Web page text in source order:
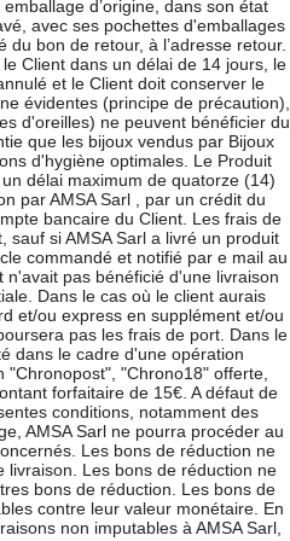
d’origine, dans son état
avec ses pochettes d'emballages
du bon de retour, à l’adresse retour.
Client dans un délai de 14 jours, le
et le Client doit conserver le
évidentes (principe de précaution),
d'oreilles) ne peuvent bénéficier du
que les bijoux vendus par Bijoux
d'hygiène optimales. Le Produit
délai maximum de quatorze (14)
par AMSA Sarl , par un crédit du
bancaire du Client. Les frais de
sauf si AMSA Sarl a livré un produit
commandé et notifié par e mail au
pas bénéficié d'une livraison
Dans le cas où le client aurais
et/ou express en supplément et/ou
pas les frais de port. Dans le
dans le cadre d'une opération
"Chronopost", "Chrono18" offerte,
forfaitaire de 15€. A défaut de
conditions, notamment des
AMSA Sarl ne pourra procéder au
Les bons de réduction ne
livraison. Les bons de réduction ne
bons de réduction. Les bons de
contre leur valeur monétaire. En
non imputables à AMSA Sarl,